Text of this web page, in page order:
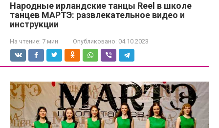
Народные ирландские танцы Reel в школе
танцев МАРТЭ: развлекательное видео и
инструкции
На чтение: 7 мин Опубликовано: 04.10.2023